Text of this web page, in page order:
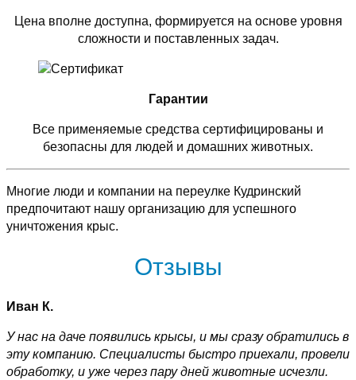
Цена вполне доступна, формируется на основе уровня
сложности и поставленных задач.
Гарантии
Все применяемые средства сертифицированы и
безопасны для людей и домашних животных.
Многие люди и компании на переулке Кудринский
предпочитают нашу организацию для успешного
уничтожения крыс.
Отзывы
Иван К.
У нас на даче появились крысы, и мы сразу обратились в
эту компанию. Специалисты быстро приехали, провели
обработку, и уже через пару дней животные исчезли.